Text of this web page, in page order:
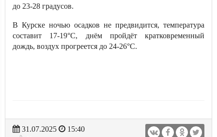
до 23-28 градусов.
В Курске ночью осадков не предвидится, температура
составит 17-19°С, днём пройдёт кратковременный
дождь, воздух прогреется до 24-26°С.
31.07.2025
15:40